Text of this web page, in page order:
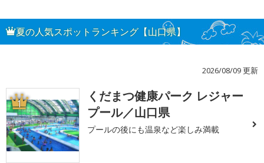
夏の人気スポットランキング【山口県】
2026/08/09 更新
1
くだまつ健康パーク レジャー
プール／山口県
プールの後にも温泉など楽しみ満載